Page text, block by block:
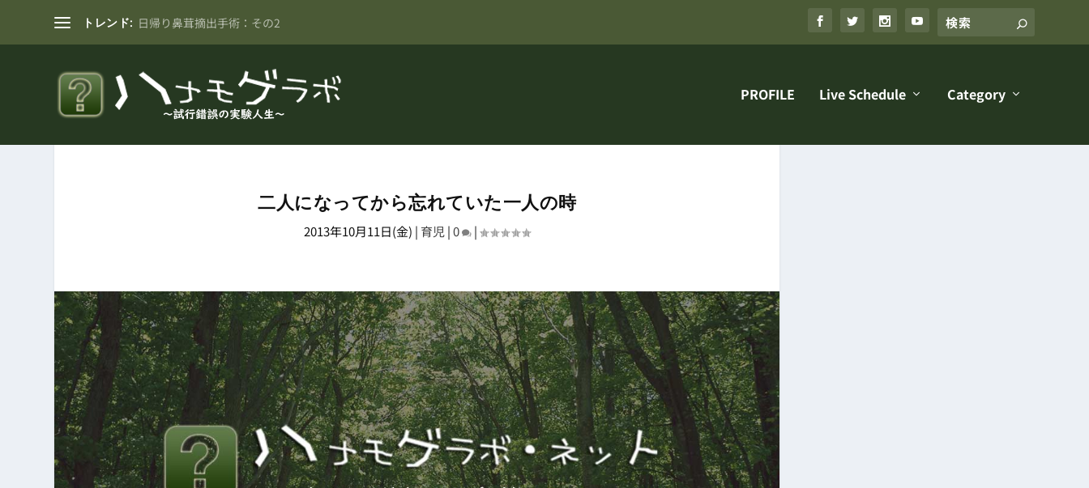
トレンド: 日帰り鼻茸摘出手術：その2
PROFILE Live Schedule Category
二人になってから忘れていた一人の時
2013年10月11日(金) | 育児|0 |